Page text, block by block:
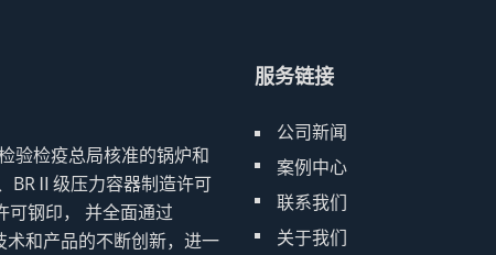
验检疫总局核准的锅炉和
BRⅡ级压力容器制造许可
可钢印， 并全面通过
术和产品的不断创新，进一
服务链接
公司新闻
案例中心
联系我们
关于我们